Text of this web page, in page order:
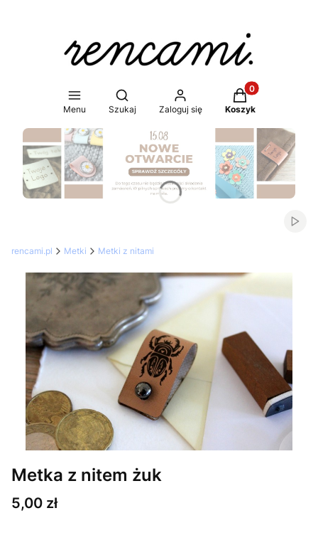
Menu
Otwórz wyszukiwarkę
Szukaj Zaloguj się
Produkty w
Koszyk
Naciśnij Enter lub spację, aby otworzyć stronę.
rencami.pl Metki Metki z nitami
Metka z nitem żuk
Cena
5,00 zł